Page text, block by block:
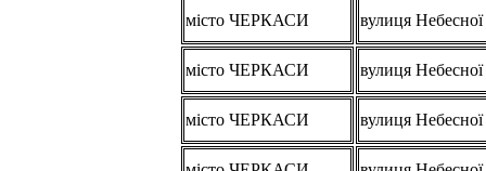
місто ЧЕРКАСИ вулиця
місто ЧЕРКАСИ вулиця
місто ЧЕРКАСИ вулиця